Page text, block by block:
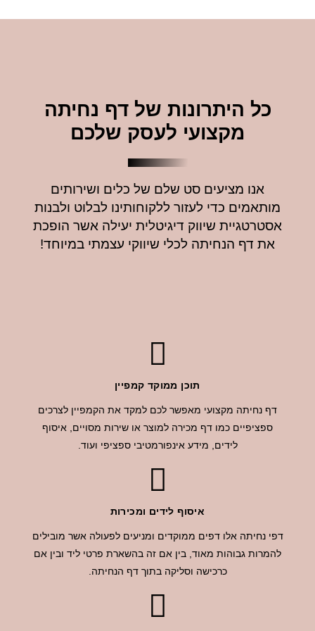
כל היתרונות של דף נחיתה
מקצועי לעסק שלכם
אנו מציעים סט שלם של כלים ושירותים
מותאמים כדי לעזור ללקוחותינו לבלוט ולבנות
אסטרטגיית שיווק דיגיטלית יעילה אשר הופכת
את דף הנחיתה לכלי שיווקי עצמתי במיוחד!
תוכן ממוקד קמפיין
דף נחיתה מקצועי מאפשר לכם למקד את הקמפיין לצרכים
ספציפיים כמו דף מכירה למוצר או שירות מסויים, איסוף
לידים, מידע אינפורמטיבי ספציפי ועוד.
איסוף לידים ומכירות
דפי נחיתה אלו דפים ממוקדים ומניעים לפעולה אשר מובילים
להמרות גבוהות מאוד, בין אם זה בהשארת פרטי ליד ובין אם
כרכישה וסליקה בתוך דף הנחיתה.